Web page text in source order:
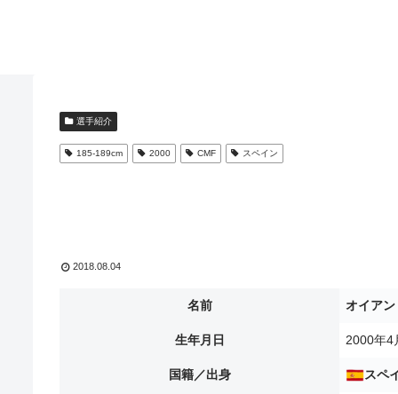
選手紹介
185-189cm 2000 CMF スペイン
2018.08.04
名前 オイア
生年月日 2000年4
国籍／出身 スペ